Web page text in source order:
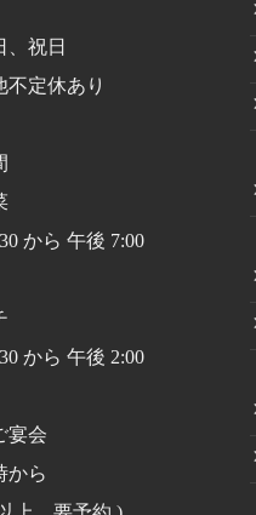
祝日
定休あり
から 午後 7:00
から 午後 2:00
宴会
から